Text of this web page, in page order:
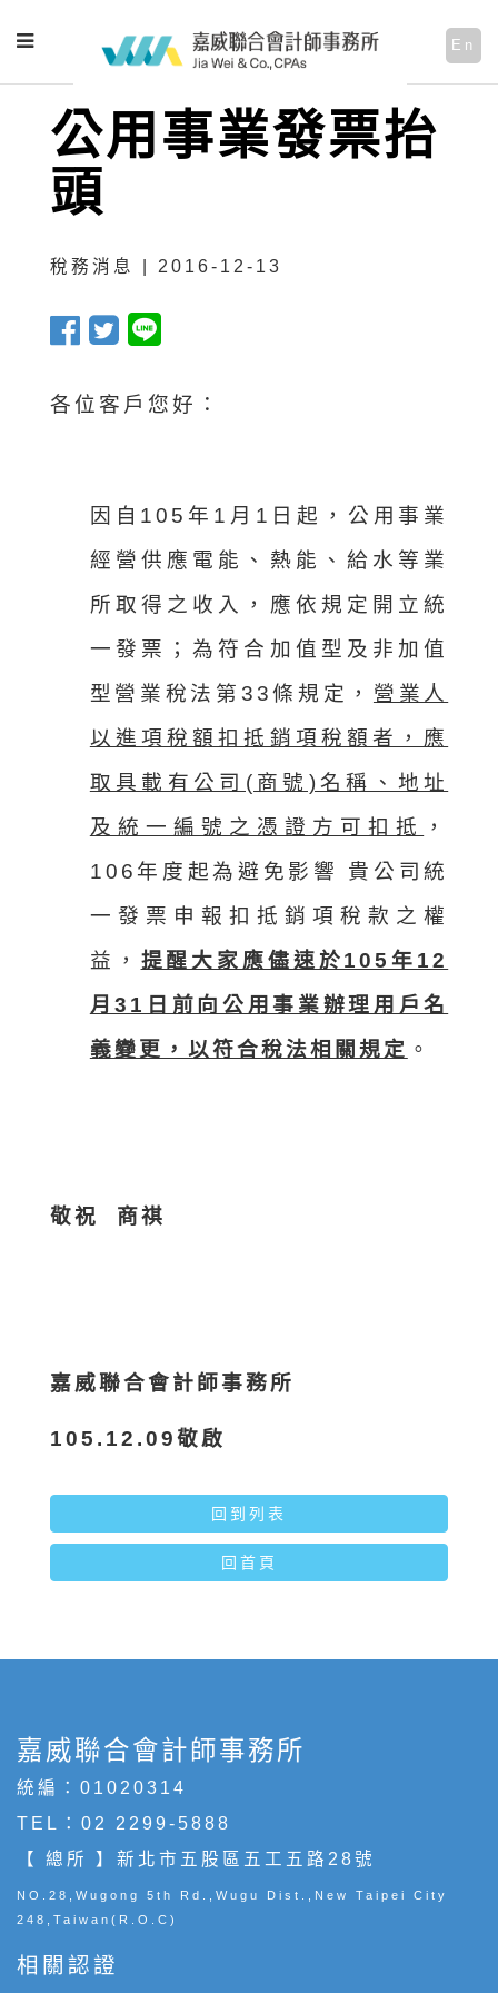
En
公用事業發票抬
頭
稅務消息 | 2016-12-13
各位客戶您好：
因自105年1月1日起，公用事業
經營供應電能、熱能、給水等業
所取得之收入，應依規定開立統
一發票；為符合加值型及非加值
型營業稅法第33條規定， 營業人
以進項稅額扣抵銷項稅額者，應
取具載有公司(商號)名稱、地址
及統一編號之憑證方可扣抵
，
106年度起為避免影響 貴公司統
一發票申報扣抵銷項稅款之權
益， 提醒大家應儘速於105年12
月31日前向公用事業辦理用戶名
義變更，以符合稅法相關規定 。
敬祝 商祺
嘉威聯合會計師事務所
105.12.09敬啟
回到列表
回首頁
嘉威聯合會計師事務所
統編：01020314
TEL： 02 2299-5888
【 總所 】新北市五股區五工五路28號
NO.28,Wugong 5th Rd.,Wugu Dist.,New Taipei City
248,Taiwan(R.O.C)
相關認證